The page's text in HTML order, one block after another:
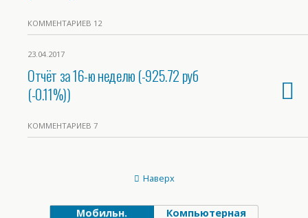
КОММЕНТАРИЕВ 12
23.04.2017
Отчёт за 16-ю неделю (-925.72 руб
(-0.11%))
КОММЕНТАРИЕВ 7
Наверх
Мобильн. Компьютерная